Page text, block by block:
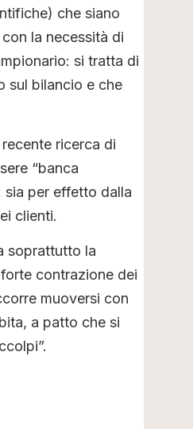
che siano
la necessità di
si tratta di
sul bilancio e che
ricerca di
“banca
sia per effetto dalla
clienti.
soprattutto la
contrazione dei
muoversi con
a patto che si